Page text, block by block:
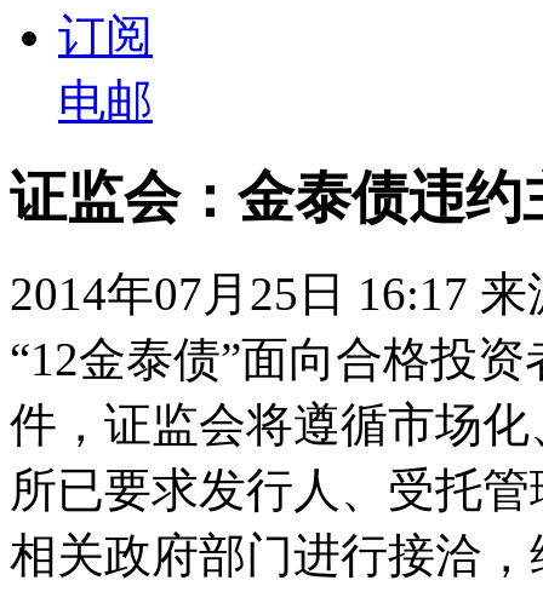
订阅
电邮
证监会：金泰债违
2014年07月25日 16:17
“12金泰债”面向合格投
件，证监会将遵循市场
所已要求发行人、受托
相关政府部门进行接洽